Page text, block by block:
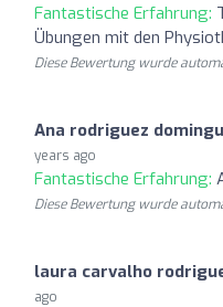
Fantastische Erfahrung:
Übungen mit den
Diese Bewertung wurde
Ana rodriguez
years ago
Fantastische Erfahrung:
Diese Bewertung wurde
laura carvalho
ago